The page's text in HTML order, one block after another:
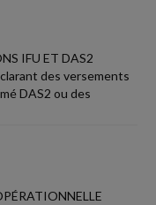
IFU ET DAS2
des versements
DAS2 ou des